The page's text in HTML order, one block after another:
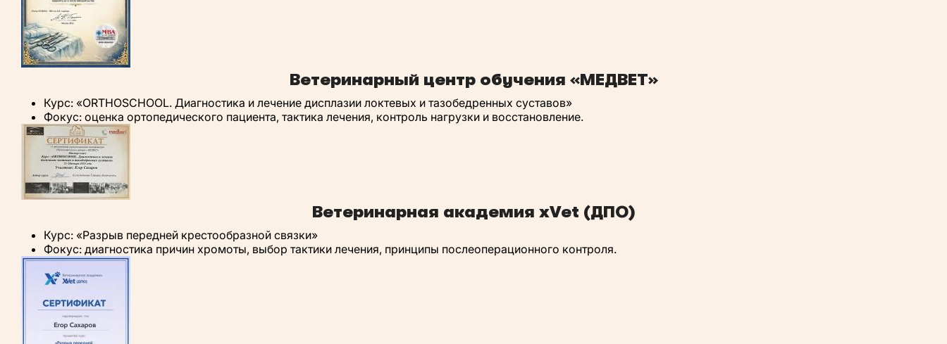
Ветеринарный центр обучения «МЕДВЕТ»
Курс: «ORTHOSCHOOL. Диагностика и лечение дисплазии локтевых и тазобедренных суставов»
Фокус: оценка ортопедического пациента, тактика лечения, контроль нагрузки и восстановление.
Ветеринарная академия xVet (ДПО)
Курс: «Разрыв передней крестообразной связки»
Фокус: диагностика причин хромоты, выбор тактики лечения, принципы послеоперационного контроля.